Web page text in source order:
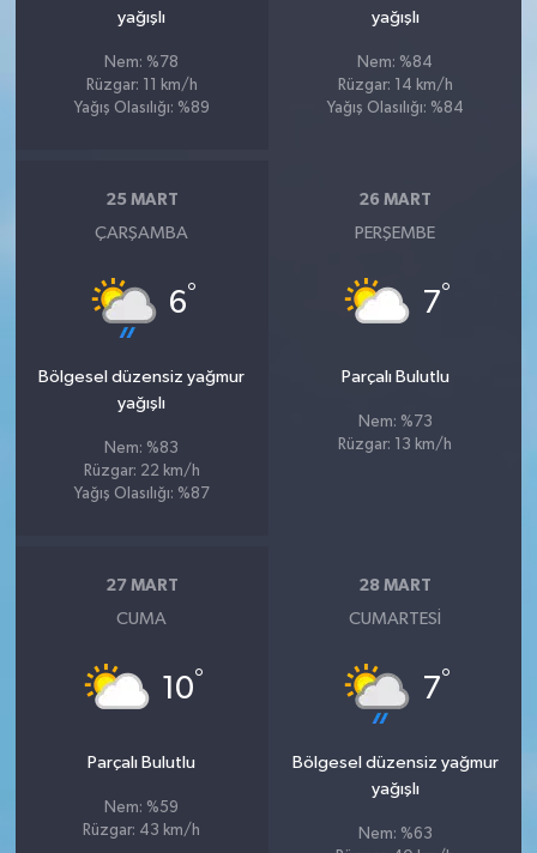
yağışlı
Nem: %78
Rüzgar: 11 km/h
Yağış Olasılığı: %89
yağışlı
Nem: %84
Rüzgar: 14 km/h
Yağış Olasılığı: %84
25 MART
ÇARŞAMBA
6°
Bölgesel düzensiz yağmur
yağışlı
Nem: %83
Rüzgar: 22 km/h
Yağış Olasılığı: %87
26 MART
PERŞEMBE
7°
Parçalı Bulutlu
Nem: %73
Rüzgar: 13 km/h
27 MART
CUMA
10°
Parçalı Bulutlu
Nem: %59
Rüzgar: 43 km/h
28 MART
CUMARTESI
7°
Bölgesel düzensiz yağmur
yağışlı
Nem: %63